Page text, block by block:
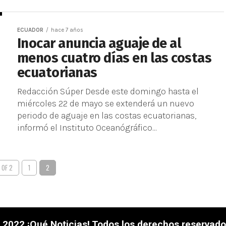
ECUADOR hace 7 años
Inocar anuncia aguaje de al
menos cuatro días en las costas
ecuatorianas
Redacción Súper Desde este domingo hasta el
miércoles 22 de mayo se extenderá un nuevo
periodo de aguaje en las costas ecuatorianas,
informó el Instituto Oceanógráfico...
2 1 2